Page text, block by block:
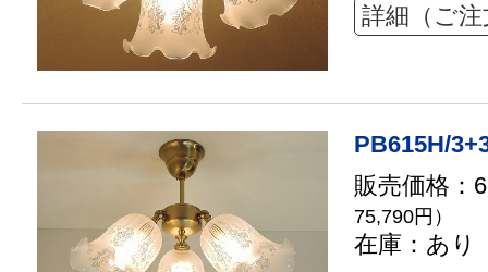
詳細（ご
PB615H/
販売価格：
75,790円）
在庫：あり